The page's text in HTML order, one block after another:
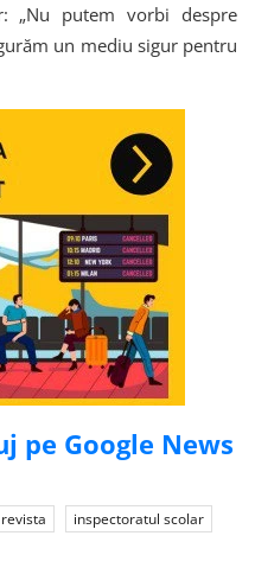
„Nu putem vorbi despre
un mediu sigur pentru
pe Google News
revista
inspectoratul scolar